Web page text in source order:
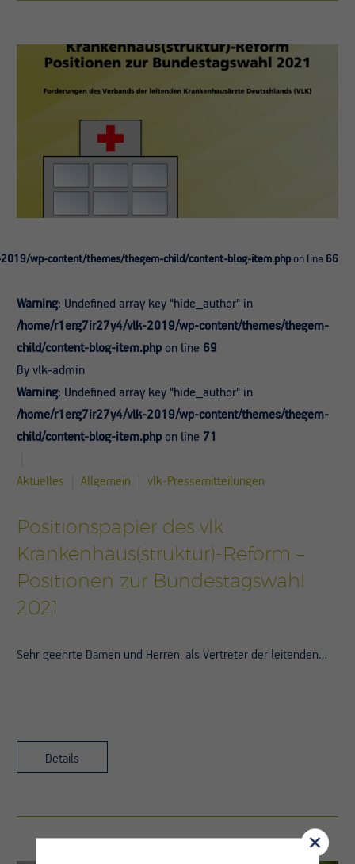
wp-content/themes/thegem-child/content-blog-item.php on line 66
Warning: Undefined array key "hide_author" in
/home/r1erg7ir27y4/vlk-2019/wp-content/themes/thegem-
child/content-blog-item.php on line 69
By vlk-admin
Warning: Undefined array key "hide_author" in
/home/r1erg7ir27y4/vlk-2019/wp-content/themes/thegem-
child/content-blog-item.php on line 71
Aktuelles Allgemein vlk-Pressemitteilungen
Positionspapier des vlk
Krankenhaus(struktur)-Reform –
Positionen zur Bundestagswahl
2021
Sehr geehrte Damen und Herren, als Vertreter der leitenden…
Details